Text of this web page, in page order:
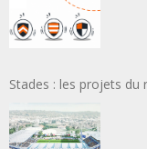
Stades : les projets du